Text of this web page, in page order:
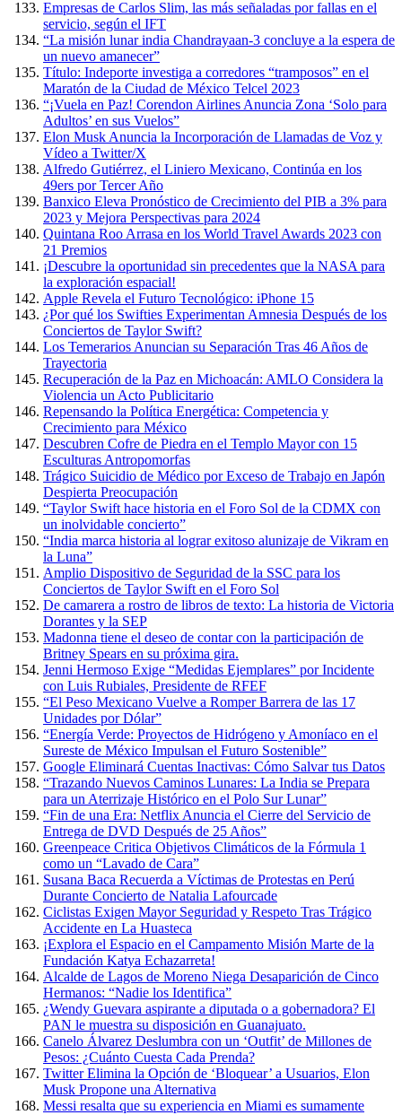
Empresas de Carlos Slim, las más señaladas por fallas en el
servicio, según el IFT
“La misión lunar india Chandrayaan-3 concluye a la espera de
un nuevo amanecer”
Título: Indeporte investiga a corredores “tramposos” en el
Maratón de la Ciudad de México Telcel 2023
“¡Vuela en Paz! Corendon Airlines Anuncia Zona ‘Solo para
Adultos’ en sus Vuelos”
Elon Musk Anuncia la Incorporación de Llamadas de Voz y
Vídeo a Twitter/X
Alfredo Gutiérrez, el Liniero Mexicano, Continúa en los
49ers por Tercer Año
Banxico Eleva Pronóstico de Crecimiento del PIB a 3% para
2023 y Mejora Perspectivas para 2024
Quintana Roo Arrasa en los World Travel Awards 2023 con
21 Premios
¡Descubre la oportunidad sin precedentes que la NASA para
la exploración espacial!
Apple Revela el Futuro Tecnológico: iPhone 15
¿Por qué los Swifties Experimentan Amnesia Después de los
Conciertos de Taylor Swift?
Los Temerarios Anuncian su Separación Tras 46 Años de
Trayectoria
Recuperación de la Paz en Michoacán: AMLO Considera la
Violencia un Acto Publicitario
Repensando la Política Energética: Competencia y
Crecimiento para México
Descubren Cofre de Piedra en el Templo Mayor con 15
Esculturas Antropomorfas
Trágico Suicidio de Médico por Exceso de Trabajo en Japón
Despierta Preocupación
“Taylor Swift hace historia en el Foro Sol de la CDMX con
un inolvidable concierto”
“India marca historia al lograr exitoso alunizaje de Vikram en
la Luna”
Amplio Dispositivo de Seguridad de la SSC para los
Conciertos de Taylor Swift en el Foro Sol
De camarera a rostro de libros de texto: La historia de Victoria
Dorantes y la SEP
Madonna tiene el deseo de contar con la participación de
Britney Spears en su próxima gira.
Jenni Hermoso Exige “Medidas Ejemplares” por Incidente
con Luis Rubiales, Presidente de RFEF
“El Peso Mexicano Vuelve a Romper Barrera de las 17
Unidades por Dólar”
“Energía Verde: Proyectos de Hidrógeno y Amoníaco en el
Sureste de México Impulsan el Futuro Sostenible”
Google Eliminará Cuentas Inactivas: Cómo Salvar tus Datos
“Trazando Nuevos Caminos Lunares: La India se Prepara
para un Aterrizaje Histórico en el Polo Sur Lunar”
“Fin de una Era: Netflix Anuncia el Cierre del Servicio de
Entrega de DVD Después de 25 Años”
Greenpeace Critica Objetivos Climáticos de la Fórmula 1
como un “Lavado de Cara”
Susana Baca Recuerda a Víctimas de Protestas en Perú
Durante Concierto de Natalia Lafourcade
Ciclistas Exigen Mayor Seguridad y Respeto Tras Trágico
Accidente en La Huasteca
¡Explora el Espacio en el Campamento Misión Marte de la
Fundación Katya Echazarreta!
Alcalde de Lagos de Moreno Niega Desaparición de Cinco
Hermanos: “Nadie los Identifica”
¿Wendy Guevara aspirante a diputada o a gobernadora? El
PAN le muestra su disposición en Guanajuato.
Canelo Álvarez Deslumbra con un ‘Outfit’ de Millones de
Pesos: ¿Cuánto Cuesta Cada Prenda?
Twitter Elimina la Opción de ‘Bloquear’ a Usuarios, Elon
Musk Propone una Alternativa
Messi resalta que su experiencia en Miami es sumamente